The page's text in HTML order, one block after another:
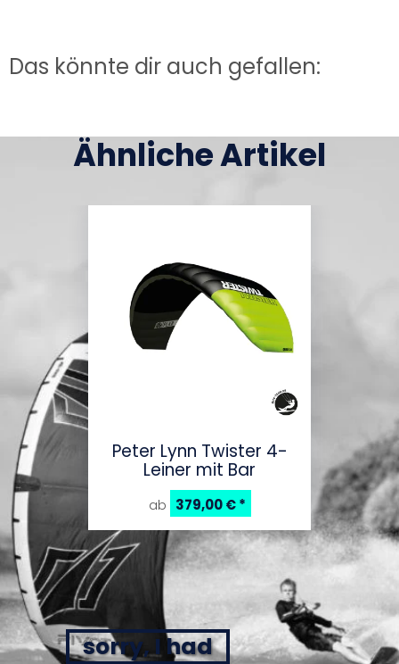
Das könnte dir auch gefallen:
Ähnliche Artikel
Peter Lynn Twister 4-
Leiner mit Bar
ab 379,00 €*
sorry, I had